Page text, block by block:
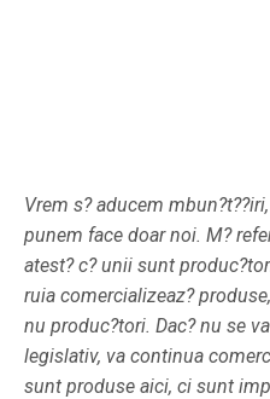
Vrem s? aducem
punem face doar noi. M?
atest? c? unii sunt
ruia comercializeaz?
nu produc?tori. Dac? nu se
legislativ, va continua
sunt produse aici, ci sunt